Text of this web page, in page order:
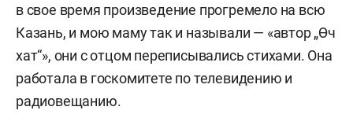
в свое время произведение прогремело на всю
Казань, и мою маму так и называли — «автор „Өч
хат“», они с отцом переписывались стихами. Она
работала в госкомитете по телевидению и
радиовещанию.